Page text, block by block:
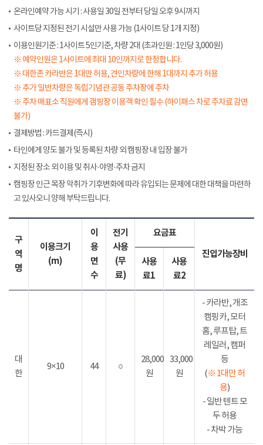
온라인예약 가능 시기 : 사용일 30일 전부터 당일 오후 9시까지
사이트당 지정된 전기 시설만 사용 가능 (1사이트 당 1개 지정)
이용인원기준 : 1사이트 5인기준, 차량 2대 (초과인원 : 1인당 3,000원)
※ 예약인원은 1사이트에 최대 10인까지로 한정합니다.
※ 대한존 카라반은 1대만 허용, 견인차량에 한해 1대까지 추가 허용
※ 추가 일반차량은 독립기념관 공동 주차장에 주차
※ 주차 매표소 직원에게 갬핑장 이용객 확인 필수 (하이패스 차로 주차료 감면
불가)
결제방법 : 카드결제(즉시)
타인에게 양도 불가 및 등록된 차량 외 캠핑장 내 입장 불가
지정된 장소 외 이용 및 취사·야영·주차 금지
캠핑장 인근 목장 악취가 기후변화에 따라 유입되는 문제에 대한 대책을 마련하
고 있사오니 양해 부탁드립니다.
구
역
명
이용크기
(m)
이
용
면
수
전기
사용
(무
료)
요금표
진입가능장비
사용
료1
사용
료2
대
한
9×10 44 ○
28,000
원
33,000
원
- 카라반, 개조
캠핑카, 모터
홈, 루프탑, 트
레일러, 캠퍼
등
(※ 1대만 허
용)
- 일반 텐트 모
두 허용
- 차박 가능